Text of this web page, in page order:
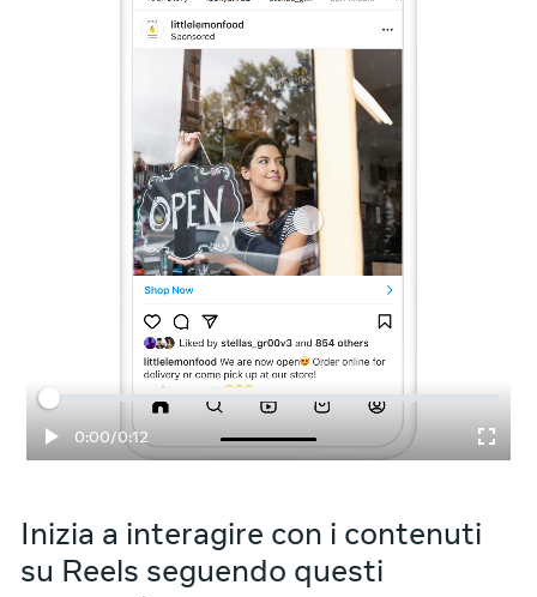
0:00/0:12
Inizia a interagire con i contenuti
su Reels seguendo questi